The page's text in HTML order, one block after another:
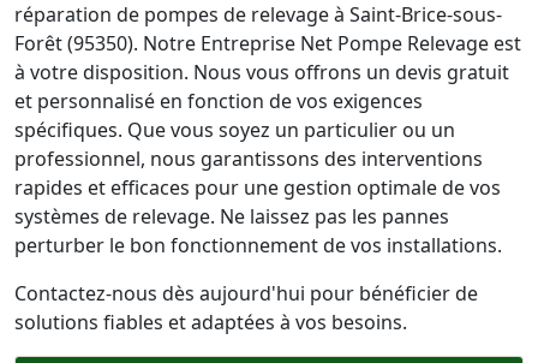
réparation de pompes de relevage à Saint-Brice-sous-
Forêt (95350). Notre Entreprise Net Pompe Relevage est
à votre disposition. Nous vous offrons un devis gratuit
et personnalisé en fonction de vos exigences
spécifiques. Que vous soyez un particulier ou un
professionnel, nous garantissons des interventions
rapides et efficaces pour une gestion optimale de vos
systèmes de relevage. Ne laissez pas les pannes
perturber le bon fonctionnement de vos installations.
Contactez-nous dès aujourd'hui pour bénéficier de
solutions fiables et adaptées à vos besoins.